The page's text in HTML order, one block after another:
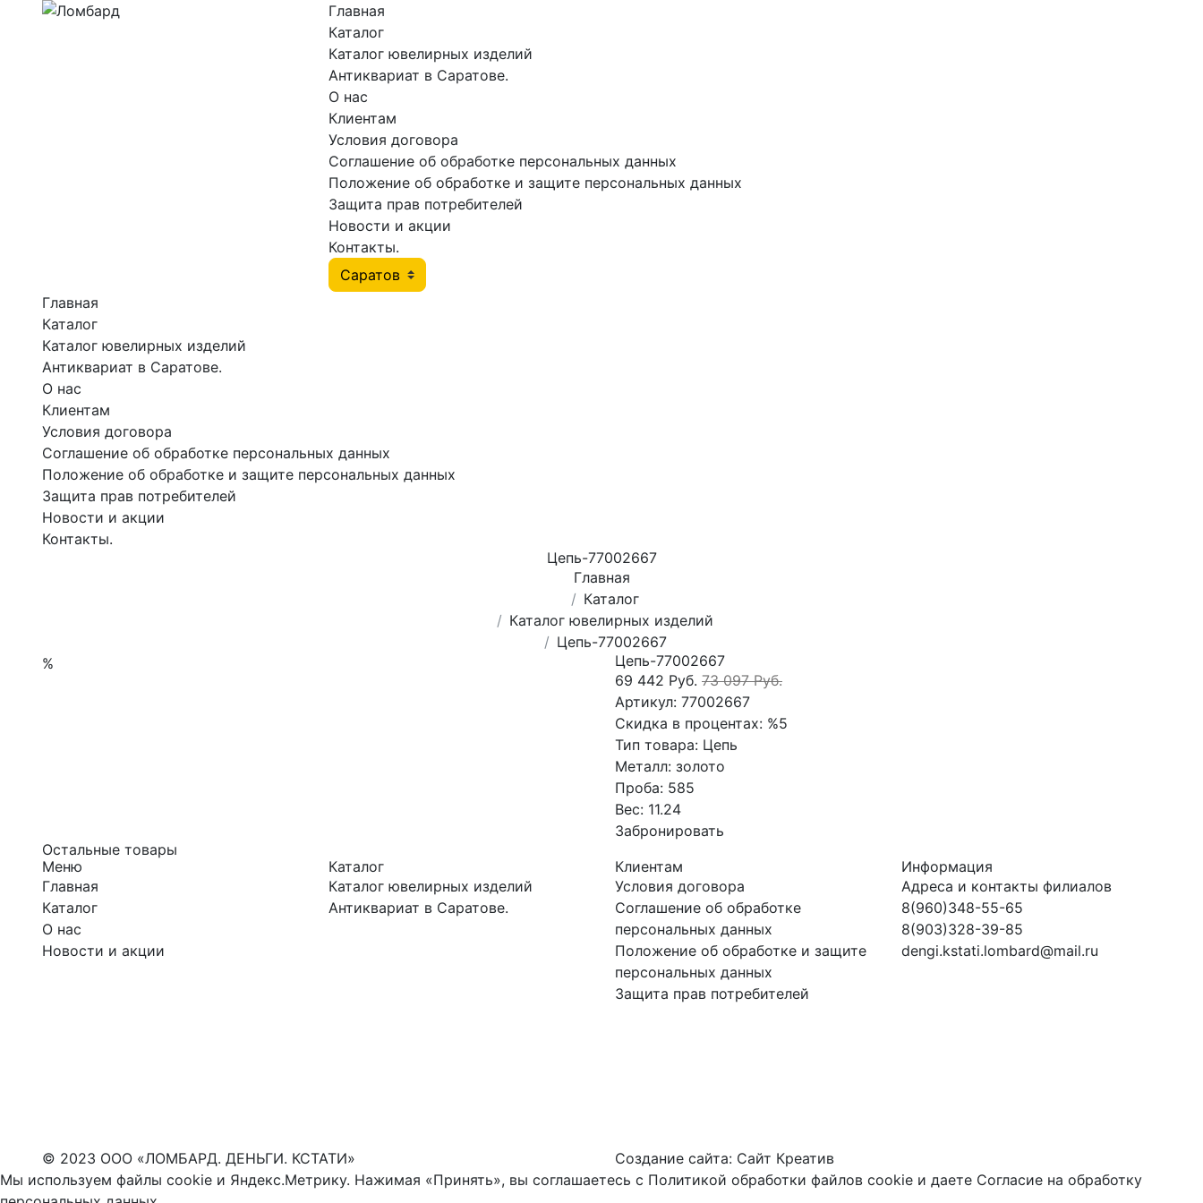
Главная
Каталог
Каталог ювелирных изделий
Антиквариат в Саратове.
О нас
Клиентам
Условия договора
Соглашение об обработке персональных данных
Положение об обработке и защите персональных данных
Защита прав потребителей
Новости и акции
Контакты.
Главная
Каталог
Каталог ювелирных изделий
Антиквариат в Саратове.
О нас
Клиентам
Условия договора
Соглашение об обработке персональных данных
Положение об обработке и защите персональных данных
Защита прав потребителей
Новости и акции
Контакты.
Цепь-77002667
Главная
Каталог
Каталог ювелирных изделий
Цепь-77002667
%
Цепь-77002667
69 442 Руб. 73 097 Руб.
Артикул: 77002667
Скидка в процентах: %5
Тип товара: Цепь
Металл: золото
Проба: 585
Вес: 11.24
Забронировать
Остальные товары
Меню
Главная
Каталог
О нас
Новости и акции
Каталог
Каталог ювелирных изделий
Антиквариат в Саратове.
Клиентам
Условия договора
Соглашение об обработке
персональных данных
Положение об обработке и защите
персональных данных
Защита прав потребителей
Информация
Адреса и контакты филиалов
8(960)348-55-65
8(903)328-39-85
dengi.kstati.lombard@mail.ru
© 2023 ООО «ЛОМБАРД. ДЕНЬГИ. КСТАТИ» Создание сайта: Сайт Креатив
Мы используем файлы cookie и Яндекс.Метрику. Нажимая «Принять», вы соглашаетесь с Политикой обработки файлов cookie и даете Согласие на обработку